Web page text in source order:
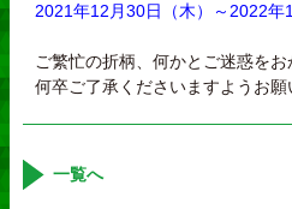
2021年12月30日（木）～2022年1
ご繁忙の折柄、何かとご迷惑を
何卒ご了承くださいますようお願
一覧へ